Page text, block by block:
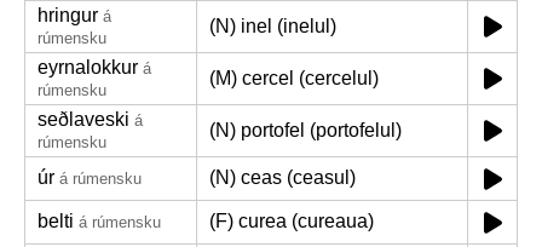
hringur á
rúmensku
(N) inel (inelul)
eyrnalokkur á
rúmensku
(M) cercel (cercelul)
seðlaveski á
rúmensku
(N) portofel (portofelul)
úr á rúmensku (N) ceas (ceasul)
belti á rúmensku
(F) curea (cureaua)